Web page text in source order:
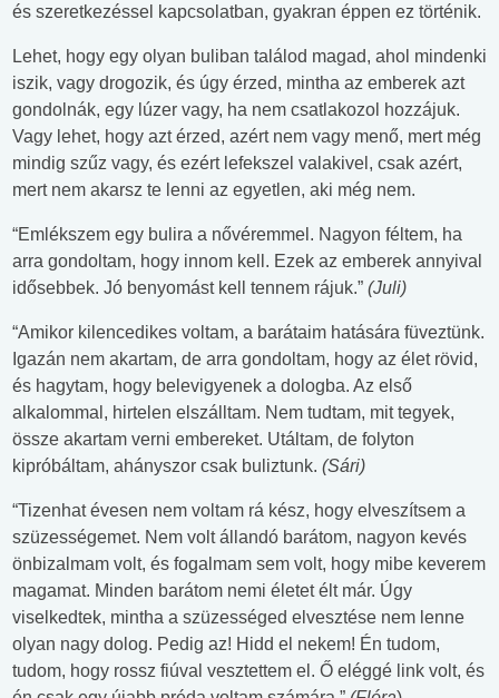
és szeretkezéssel kapcsolatban, gyakran éppen ez történik.
Lehet, hogy egy olyan buliban találod magad, ahol mindenki
iszik, vagy drogozik, és úgy érzed, mintha az emberek azt
gondolnák, egy lúzer vagy, ha nem csatlakozol hozzájuk.
Vagy lehet, hogy azt érzed, azért nem vagy menő, mert még
mindig szűz vagy, és ezért lefekszel valakivel, csak azért,
mert nem akarsz te lenni az egyetlen, aki még nem.
“Emlékszem egy bulira a nővéremmel. Nagyon féltem, ha
arra gondoltam, hogy innom kell. Ezek az emberek annyival
idősebbek. Jó benyomást kell tennem rájuk.” (Juli)
“Amikor kilencedikes voltam, a barátaim hatására füveztünk.
Igazán nem akartam, de arra gondoltam, hogy az élet rövid,
és hagytam, hogy belevigyenek a dologba. Az első
alkalommal, hirtelen elszálltam. Nem tudtam, mit tegyek,
össze akartam verni embereket. Utáltam, de folyton
kipróbáltam, ahányszor csak buliztunk. (Sári)
“Tizenhat évesen nem voltam rá kész, hogy elveszítsem a
szüzességemet. Nem volt állandó barátom, nagyon kevés
önbizalmam volt, és fogalmam sem volt, hogy mibe keverem
magamat. Minden barátom nemi életet élt már. Úgy
viselkedtek, mintha a szüzességed elvesztése nem lenne
olyan nagy dolog. Pedig az! Hidd el nekem! Én tudom,
tudom, hogy rossz fiúval vesztettem el. Ő eléggé link volt, és